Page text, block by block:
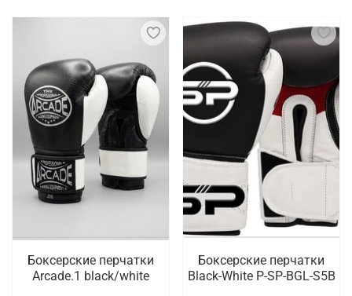
Боксерские перчатки
Arcade.1 black/white
Боксерские перчатки
Black-White P-SP-BGL-S5B